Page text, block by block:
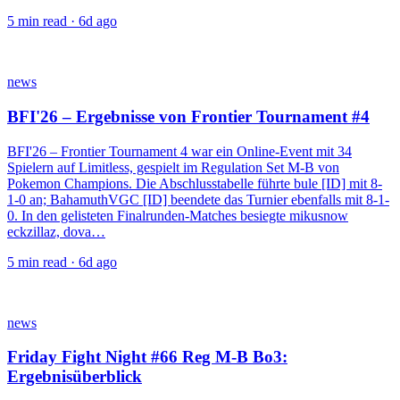
5 min read · 6d ago
news
BFI'26 – Ergebnisse von Frontier Tournament #4
BFI'26 – Frontier Tournament 4 war ein Online-Event mit 34
Spielern auf Limitless, gespielt im Regulation Set M-B von
Pokemon Champions. Die Abschlusstabelle führte bule [ID] mit 8-
1-0 an; BahamuthVGC [ID] beendete das Turnier ebenfalls mit 8-1-
0. In den gelisteten Finalrunden-Matches besiegte mikusnow
eckzillaz, dova…
5 min read · 6d ago
news
Friday Fight Night #66 Reg M-B Bo3:
Ergebnisüberblick